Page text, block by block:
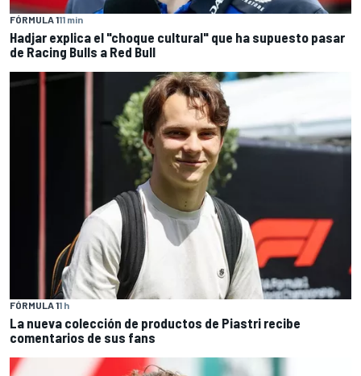
FÓRMULA 111 min
Hadjar explica el "choque cultural" que ha supuesto pasar
de Racing Bulls a Red Bull
FÓRMULA 11 h
La nueva colección de productos de Piastri recibe
comentarios de sus fans